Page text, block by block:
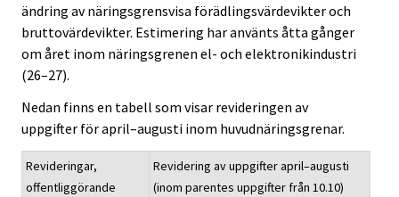
ändring av näringsgrensvisa förädlingsvärdevikter och
bruttovärdevikter. Estimering har använts åtta gånger
om året inom näringsgrenen el- och elektronikindustri
(26–27).
Nedan finns en tabell som visar revideringen av
uppgifter för april–augusti inom huvudnäringsgrenar.
Revideringar,
offentliggörande
Revidering av uppgifter april–augusti
(inom parentes uppgifter från 10.10)